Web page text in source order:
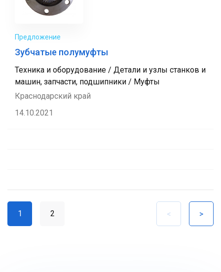
Предложение
Зубчатые полумуфты
Техника и оборудование / Детали и узлы станков и
машин, запчасти, подшипники / Муфты
Краснодарский край
14.10.2021
1 2 < >